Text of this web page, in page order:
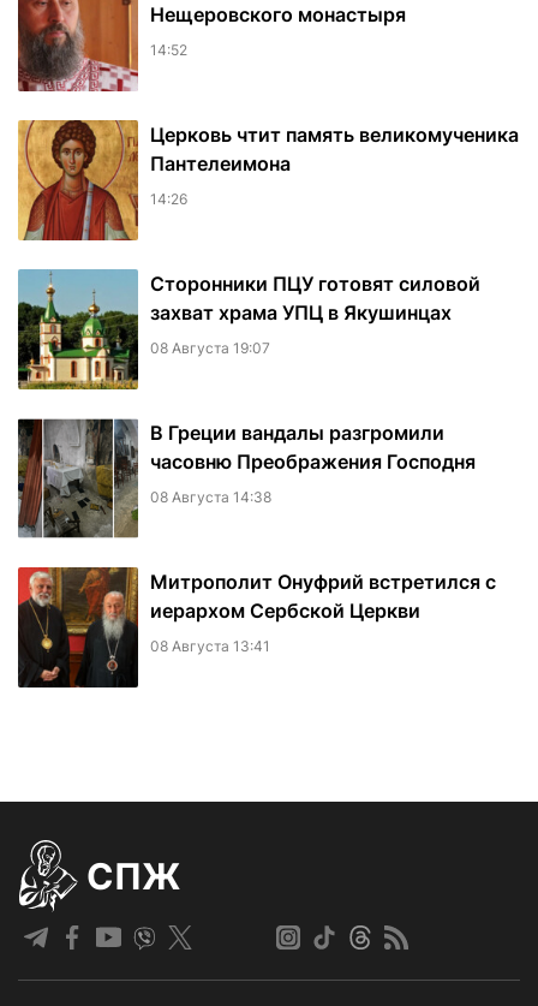
Нещеровского монастыря
14:52
Церковь чтит память великомученика
Пантелеимона
14:26
Сторонники ПЦУ готовят силовой
захват храма УПЦ в Якушинцах
08 Августа 19:07
В Греции вандалы разгромили
часовню Преображения Господня
08 Августа 14:38
Митрополит Онуфрий встретился с
иерархом Сербской Церкви
08 Августа 13:41
СПЖ